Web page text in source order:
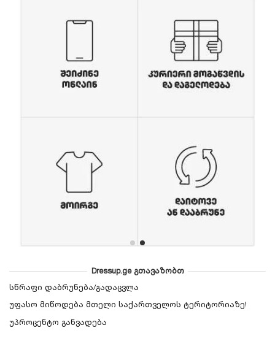
Dressup.ge გთავაზობთ
სწრაფი დაბრუნება/გადაცვლა
უფასო მიწოდება მთელი საქართველოს ტერიტორიაზე!
უპროცენტო განვადება